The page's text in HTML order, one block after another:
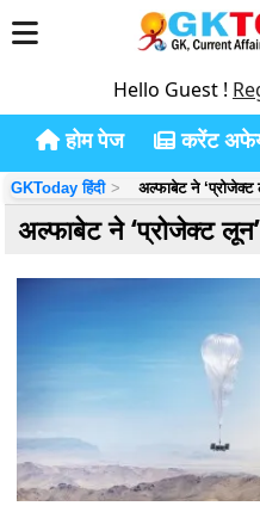
Hello Guest !
होम पेज करेंट
GKToday हिंदी अल्फाबेट ने
अल्फाबेट ने ‘प्रोजेक्ट